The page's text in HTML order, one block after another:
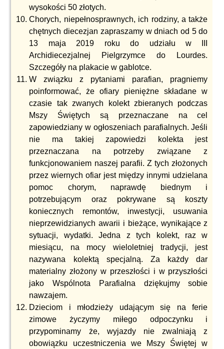
wysokości 50 złotych.
Chorych, niepełnosprawnych, ich rodziny, a także
chętnych diecezjan zapraszamy w dniach od 5 do
13 maja 2019 roku do udziału w III
Archidiecezjalnej Pielgrzymce do Lourdes.
Szczegóły na plakacie w gablotce.
W związku z pytaniami parafian, pragniemy
poinformować, że ofiary pieniężne składane w
czasie tak zwanych kolekt zbieranych podczas
Mszy Świętych są przeznaczane na cel
zapowiedziany w ogłoszeniach parafialnych. Jeśli
nie ma takiej zapowiedzi kolekta jest
przeznaczana na potrzeby związane z
funkcjonowaniem naszej parafii. Z tych złożonych
przez wiernych ofiar jest między innymi udzielana
pomoc chorym, naprawdę biednym i
potrzebującym oraz pokrywane są koszty
koniecznych remontów, inwestycji, usuwania
nieprzewidzianych awarii i bieżące, wynikające z
sytuacji, wydatki. Jedna z tych kolekt, raz w
miesiącu, na mocy wieloletniej tradycji, jest
nazywana kolektą specjalną. Za każdy dar
materialny złożony w przeszłości i w przyszłości
jako Wspólnota Parafialna dziękujmy sobie
nawzajem.
Dzieciom i młodzieży udającym się na ferie
zimowe życzymy miłego odpoczynku i
przypominamy że, wyjazdy nie zwalniają z
obowiązku uczestniczenia we Mszy Świętej w